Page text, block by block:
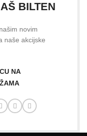
BILTEN
novim
naše akcijske
NA